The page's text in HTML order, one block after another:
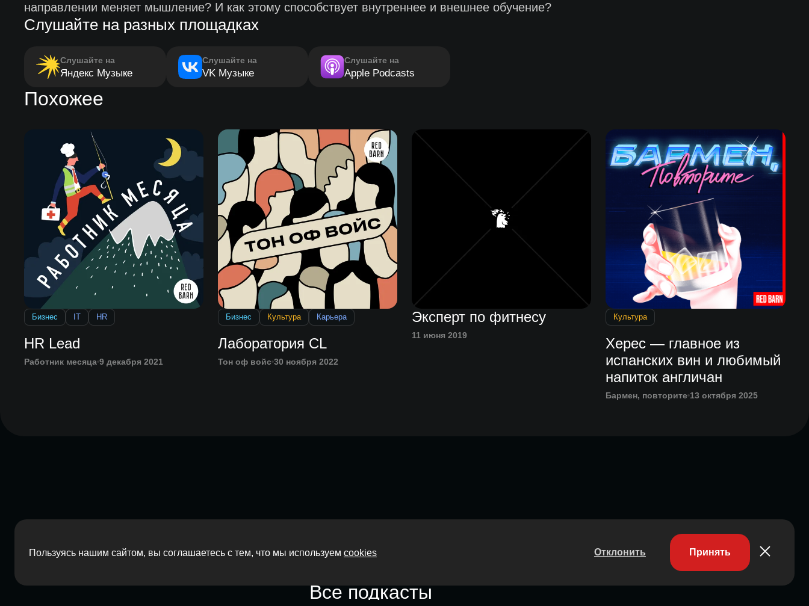
направлении меняет мышление? И как этому способствует внутреннее и внешнее обучение?
Слушайте на разных площадках
Слушайте на
Яндекс Музыке
Слушайте на
VK Музыке
Слушайте на
Apple Podcasts
Похожее
Бизнес IT HR
HR Lead
Работник месяца 9 декабря 2021
Бизнес Культура Карьера
Лаборатория CL
Тон оф войс 30 ноября 2022
Эксперт по фитнесу
11 июня 2019
Культура
Херес — главное из
испанских вин и любимый
напиток англичан
Бармен, повторите 13 октября 2025
Главная
Все подкасты
Пользуясь нашим сайтом, вы соглашаетесь с тем, что мы используем cookies Отклонить Принять